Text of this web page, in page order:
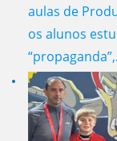
aulas de
os alunos